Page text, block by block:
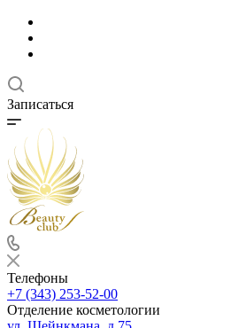
Записаться
Телефоны
+7 (343) 253-52-00
Отделение косметологии